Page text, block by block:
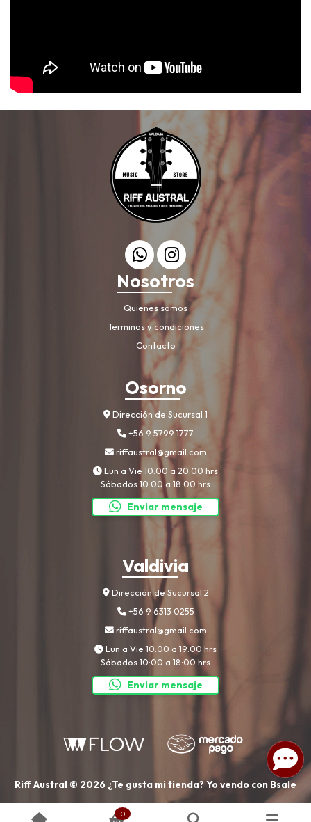
Nosotros
Quienes somos
Terminos y condiciones
Contacto
Osorno
Dirección de Sucursal 1
+56 9 5799 1777
riffaustral@gmail.com
Lun a Vie 10:00 a 20:00 hrs
Sábados 10:00 a 18:00 hrs
Enviar mensaje
Valdivia
Dirección de Sucursal 2
+56 9 6313 0255
riffaustral@gmail.com
Lun a Vie 10:00 a 19:00 hrs
Sábados 10:00 a 18:00 hrs
Enviar mensaje
Riff Austral © 2026 ¿Te gusta mi tienda? Yo vendo con Bsale
0